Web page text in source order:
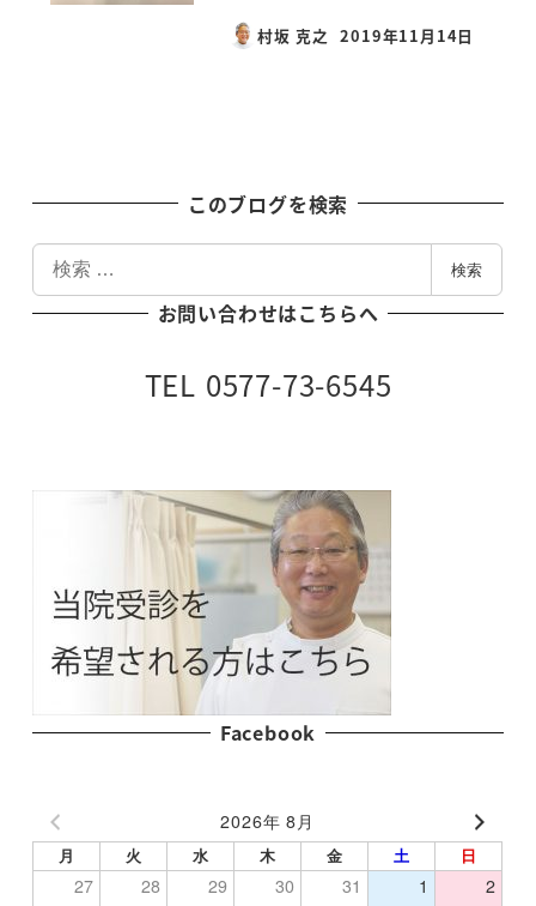
村坂 克之
投稿日
2019年11月14日
このブログを検索
索
検索
お問い合わせはこちらへ
TEL 0577-73-6545
Facebook
2026年 8月
月 火 水 木 金 土 日
27 28 29 30 31 1 2